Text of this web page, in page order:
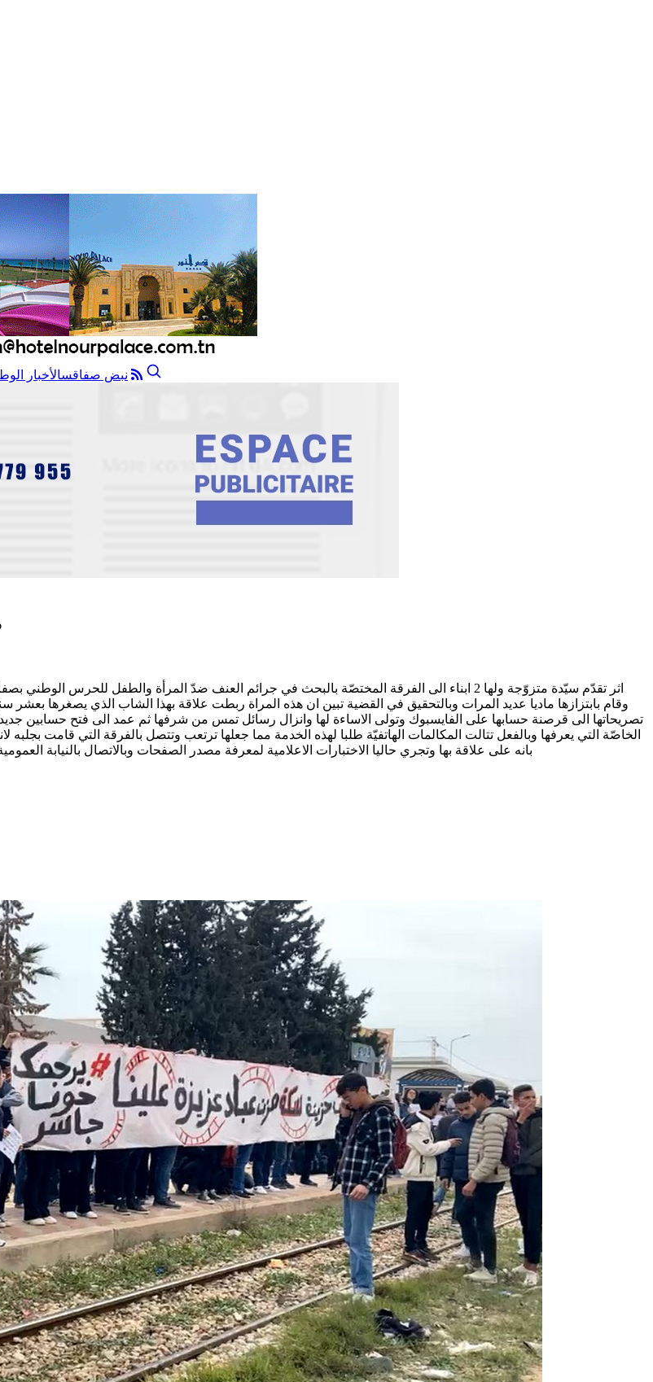
نبض صفاقسالأخبار
اثر تقدّم سيّدة متزوّجة ولها 2 ابناء الى الفرقة المختصّة بالبحث في جرائم العنف ضدّ المرأة
وقام بابتزازها ماديا عديد المرات وبالتحقيق في القضية تبين ان هذه المراة ربطت علاقة بهذا الشاب الذي يصغرها
تصريحاتها الى قرصنة حسابها على الفايسبوك وتولى الاساءة لها وانزال رسائل تمس من شرفها ثم عمد الى فتح حسابين جديدين
الخاصّة التي يعرفها وبالفعل تتالت المكالمات الهاتفيّة طلبا لهذه الخدمة مما جعلها ترتعب وتتصل بالفرقة التي قامت
بانه على علاقة بها وتجري حاليا الاختبارات الاعلامية لمعرفة مصدر الصفحات وبالاتصال بالنيابة العمومية بالمحكمة الابتدائيّة بصفاقس 2 امرت